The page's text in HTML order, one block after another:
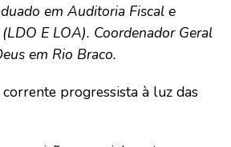
em Auditoria Fiscal e
E LOA). Coordenador Geral
em Rio Braco.
progressista à luz das